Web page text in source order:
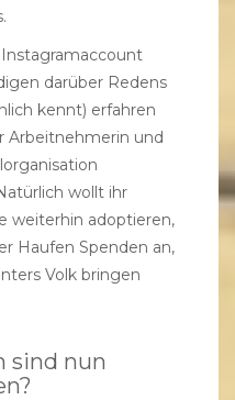
darüber Redens
kennt) erfahren
Arbeitnehmerin und
wollt ihr
weiterhin adoptieren,
Haufen Spenden an,
Volk bringen
sind nun